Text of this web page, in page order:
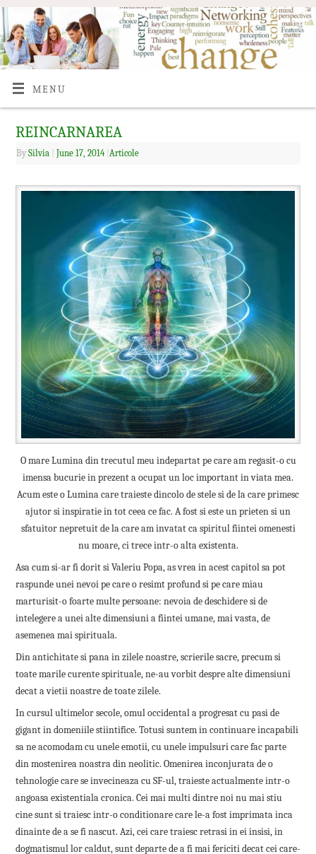
MENU
REINCARNAREA
By Silvia June 17, 2014 Articole
O mare Lumina din trecutul meu indepartat pe care am regasit-o cu
imensa bucurie in prezent a ocupat un loc important in viata mea.
Acum este o Lumina care traieste dincolo de stele si de la care primesc
ajutor si inspiratie in tot ceea ce fac. A fost si este un prieten si un
sfatuitor nepretuit de la care am invatat ca spiritul fiintei omenesti
nu moare, ci trece intr-o alta existenta.
Asa cum si-ar fi dorit si Valeriu Popa, as vrea in acest capitol sa pot
raspunde unei nevoi pe care o resimt profund si pe care miau
marturisit-o foarte multe persoane: nevoia de deschidere si de
intelegere a unei alte dimensiuni a fiintei umane, mai vasta, de
asemenea mai spirituala.
Din antichitate si pana in zilele noastre, scrierile sacre, precum si
toate marile curente spirituale, ne-au vorbit despre alte dimensiuni
decat a vietii noastre de toate zilele.
In cursul ultimelor secole, omul occidental a progresat cu pasi de
gigant in domeniile stiintifice. Totusi suntem in continuare incapabili
sa ne acomodam cu unele emotii, cu unele impulsuri care fac parte
din mostenirea noastra din neolitic. Omenirea inconjurata de o
tehnologie care se invecineaza cu SF-ul, traieste actualmente intr-o
angoasa existentiala cronica. Cei mai multi dintre noi nu mai stiu
cine sunt si traiesc intr-o conditionare care le-a fost imprimata inca
dinainte de a se fi nascut. Azi, cei care traiesc retrasi in ei insisi, in
dogmatismul lor caldut, sunt departe de a fi mai fericiti decat cei care-